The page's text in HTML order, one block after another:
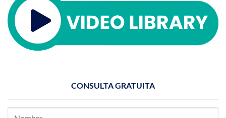
CONSULTA GRATUITA